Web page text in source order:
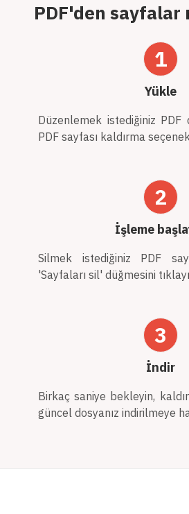
PDF'den sayfalar
1
Yükle
Düzenlemek istediğiniz PDF
PDF sayfası kaldırma
2
İşleme
Silmek istediğiniz PDF
'Sayfaları sil' düğmesini
3
İndir
Birkaç saniye bekleyin,
güncel dosyanız indirilmeye